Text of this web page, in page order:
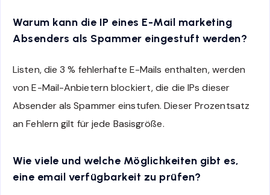
Warum kann die IP eines E-Mail marketing
Absenders als Spammer eingestuft werden?
Listen, die 3 % fehlerhafte E-Mails enthalten, werden
von E-Mail-Anbietern blockiert, die die IPs dieser
Absender als Spammer einstufen. Dieser Prozentsatz
an Fehlern gilt für jede Basisgröße.
Wie viele und welche Möglichkeiten gibt es,
eine email verfügbarkeit zu prüfen?